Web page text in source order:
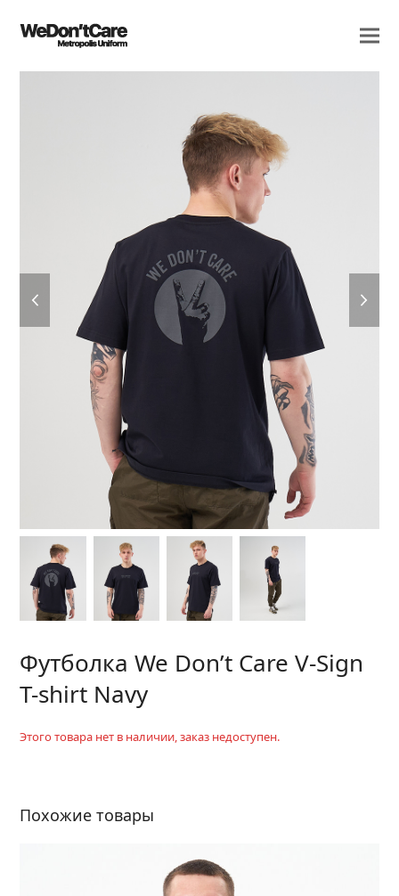
slide
slide
Футболка We Don’t Care V-Sign
T-shirt Navy
Этого товара нет в наличии, заказ недоступен.
Похожие товары